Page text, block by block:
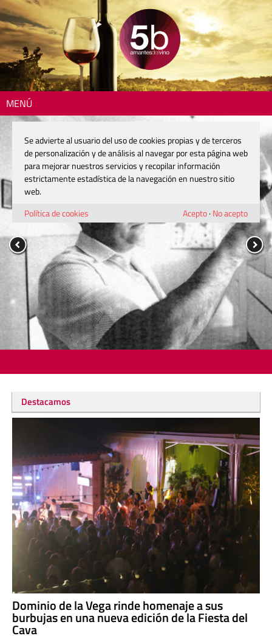
MENÚ
Destacamos
Dominio de la Vega rinde homenaje a sus
burbujas en una nueva edición de la Fiesta del
Cava
Se advierte al usuario del uso de cookies propias y de terceros
de personalización y de análisis al navegar por esta página web
para mejorar nuestros servicios y recopilar información
estrictamente estadística de la navegación en nuestro sitio
web.
Política de cookies
Acepto· No acepto